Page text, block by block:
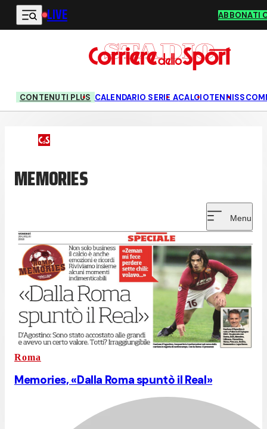
Vai al contenuto principale
LIVE ABBONATI
CONTENUTI PLUS CALENDARIO SERIE ACALCIOTENNIS
MEMORIES
Menu
Roma
Memories, «Dalla Roma spuntò il Real»